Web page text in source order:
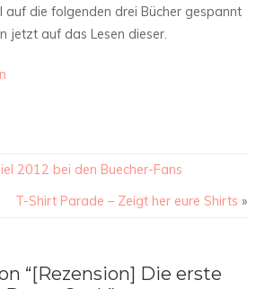
auf die folgenden drei Bücher gespannt
jetzt auf das Lesen dieser.
2012 bei den Buecher-Fans
T-Shirt Parade – Zeigt her eure Shirts »
“[Rezension] Die erste